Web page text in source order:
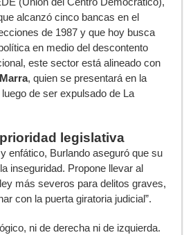
alcanzó cinco bancas en el
de 1987 y que hoy busca
en medio del descontento
este sector está alineado con
, quien se presentará en la
de ser expulsado de La
legislativa
enfático, Burlando aseguró que su
inseguridad. Propone llevar al
más severos para delitos graves,
con la puerta giratoria judicial”.
ni de derecha ni de izquierda.